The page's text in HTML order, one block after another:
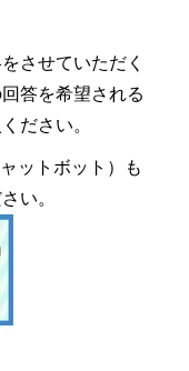
させていただく
答を希望される
ださい。
ットボット）も
い。